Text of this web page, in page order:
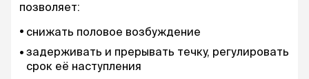
позволяет:
снижать половое возбуждение
задерживать и прерывать течку, регулировать
срок её наступления